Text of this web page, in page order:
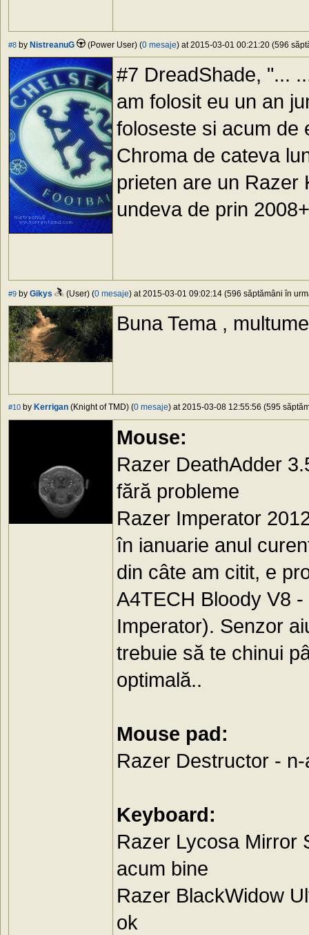
#8 by NistreanuG (Power User) (0 mesaje) at 2015-03-01 00:21:20 (596
#7 DreadShade, "...
am folosit eu un an
foloseste si acum de
Chroma de cateva
prieten are un Razer
undeva de prin
#9 by Gikys (User) (0 mesaje) at 2015-03-01 09:02:14 (596 săptămâni în
Buna Tema ,
#10 by Kerrigan (Knight of TMD) (0 mesaje) at 2015-03-08 12:55:56 (595
Mouse:
Razer DeathAdder
fără probleme
Razer Imperator
în ianuarie anul
din câte am citit, e
A4TECH Bloody V8
Imperator). Senzor
trebuie să te chinui
optimală..
Mouse pad:
Razer Destructor -
Keyboard:
Razer Lycosa Mirror
acum bine
Razer BlackWidow
ok